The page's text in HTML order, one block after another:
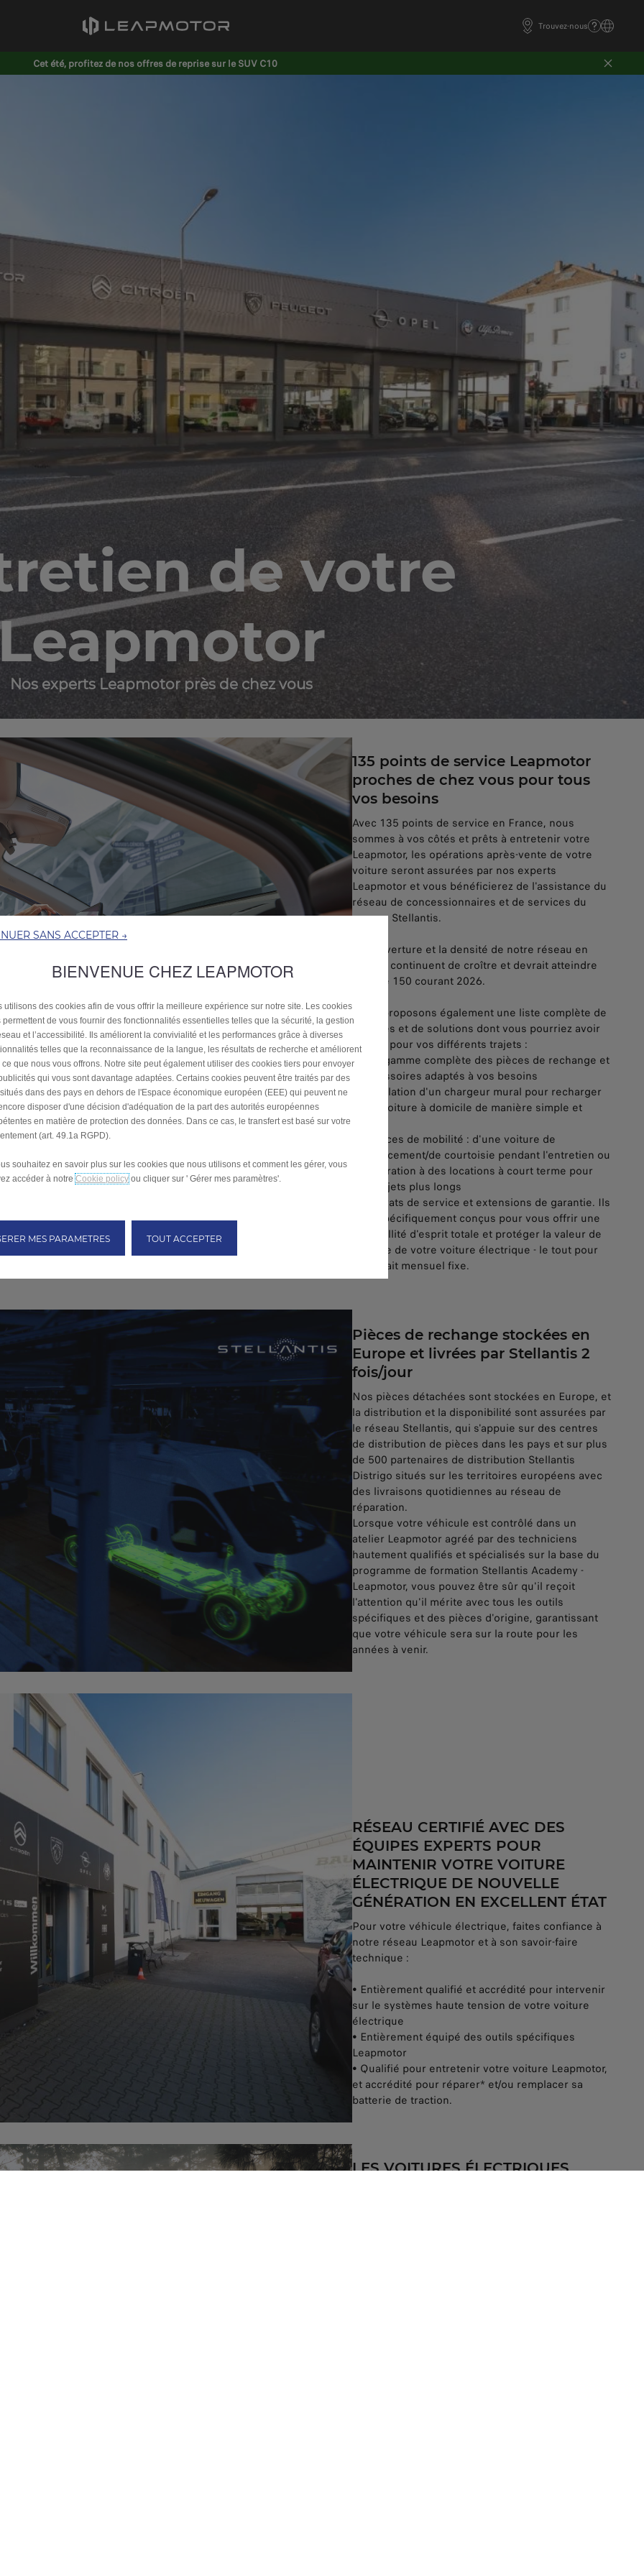
Trouvez-nous
Cet été, profitez de nos offres de reprise sur le SUV C10
de votre
Nos experts Leapmotor près de chez vous
135 points de service Leapmotor
proches de chez vous pour tous
vos besoins
Avec 135 points de service en France, nous
sommes à vos côtés et prêts à entretenir votre
Leapmotor, les opérations après-vente de votre
voiture seront assurées par nos experts
Leapmotor et vous bénéficierez de l'assistance du
réseau de concessionnaires et de services du
groupe Stellantis.
La couverture et la densité de notre réseau en
France continuent de croître et devrait atteindre
plus de 150 courant 2026.
Nous proposons également une liste complète de
services et de solutions dont vous pourriez avoir
besoin pour vos différents trajets :
• Une gamme complète des pièces de rechange et
d'accessoires adaptés à vos besoins
• Installation d'un chargeur mural pour recharger
votre voiture à domicile de manière simple et
• Services de mobilité : d'une voiture de
remplacement/de courtoisie pendant l'entretien ou
la réparation à des locations à court terme pour
des trajets plus longs
• Contrats de service et extensions de garantie. Ils
sont spécifiquement conçus pour vous offrir une
tranquillité d'esprit totale et protéger la valeur de
revente de votre voiture électrique - le tout pour
un forfait mensuel fixe.
Pièces de rechange stockées en
Europe et livrées par Stellantis 2
fois/jour
Nos pièces détachées sont stockées en Europe, et
la distribution et la disponibilité sont assurées par
le réseau Stellantis, qui s'appuie sur des centres
de distribution de pièces dans les pays et sur plus
de 500 partenaires de distribution Stellantis
Distrigo situés sur les territoires européens avec
des livraisons quotidiennes au réseau de
réparation.
Lorsque votre véhicule est contrôlé dans un
atelier Leapmotor agréé par des techniciens
hautement qualifiés et spécialisés sur la base du
programme de formation Stellantis Academy -
Leapmotor, vous pouvez être sûr qu'il reçoit
l'attention qu'il mérite avec tous les outils
spécifiques et des pièces d'origine, garantissant
que votre véhicule sera sur la route pour les
années à venir.
RÉSEAU CERTIFIÉ AVEC DES
ÉQUIPES EXPERTS POUR
MAINTENIR VOTRE VOITURE
ÉLECTRIQUE DE NOUVELLE
GÉNÉRATION EN EXCELLENT ÉTAT
Pour votre véhicule électrique, faites confiance à
notre réseau Leapmotor et à son savoir-faire
technique :
• Entièrement qualifié et accrédité pour intervenir
sur le systèmes haute tension de votre voiture
électrique
• Entièrement équipé des outils spécifiques
Leapmotor
• Qualifié pour entretenir votre voiture Leapmotor,
et accrédité pour réparer* et/ou remplacer sa
batterie de traction.
LES VOITURES ÉLECTRIQUES
SANS ACCEPTER →
BIENVENUE CHEZ LEAPMOTOR
utilisons des cookies afin de vous offrir la meilleure expérience sur notre site. Les cookies
permettent de vous fournir des fonctionnalités essentielles telles que la sécurité, la gestion
et l’accessibilité. Ils améliorent la convivialité et les performances grâce à diverses
telles que la reconnaissance de la langue, les résultats de recherche et améliorent
que nous vous offrons. Notre site peut également utiliser des cookies tiers pour envoyer
qui vous sont davantage adaptées. Certains cookies peuvent être traités par des
dans des pays en dehors de l'Espace économique européen (EEE) qui peuvent ne
disposer d'une décision d'adéquation de la part des autorités européennes
en matière de protection des données. Dans ce cas, le transfert est basé sur votre
(art. 49.1a RGPD).
souhaitez en savoir plus sur les cookies que nous utilisons et comment les gérer, vous
accéder à notreCookie policyou cliquer sur ' Gérer mes paramètres'.
GERER MES PARAMETRES TOUT ACCEPTER